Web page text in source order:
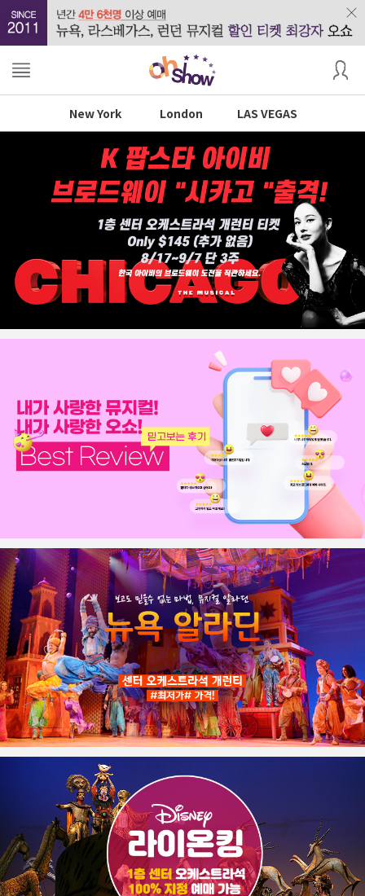
New York London LAS VEGAS